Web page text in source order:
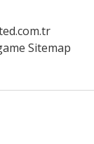
Sitemap